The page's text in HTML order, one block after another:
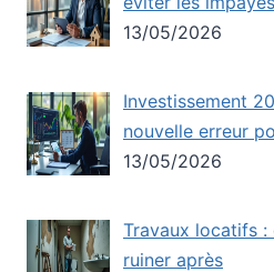
13/05/2026
Investissement
nouvelle erreur
13/05/2026
Travaux locatifs
ruiner après